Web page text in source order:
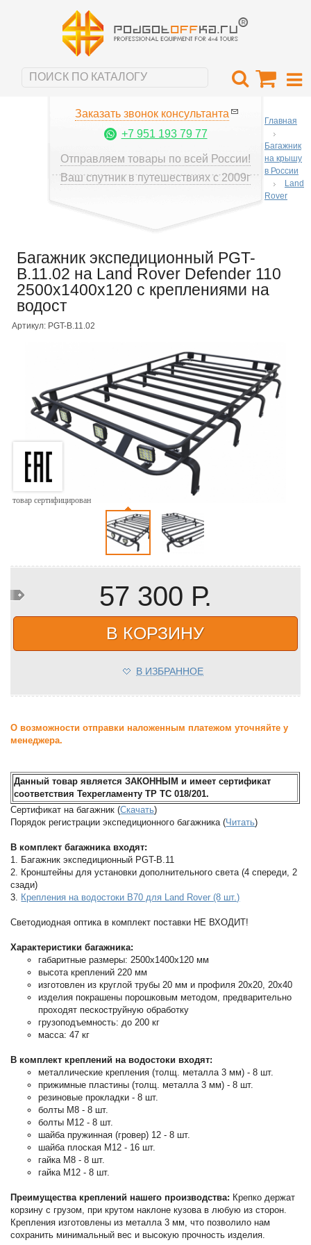
Заказать звонок консультанта
+7 951 193 79 77
Отправляем товары по всей России!
Ваш спутник в путешествиях с 2009г
Главная
Багажник
на крышу
в России
Land
Rover
Багажник экспедиционный PGT-
B.11.02 на Land Rover Defender 110
2500x1400x120 с креплениями на
водост
Артикул: PGT-B.11.02
товар сертифицирован
57 300 Р.
В КОРЗИНУ
В ИЗБРАННОЕ
О возможности отправки наложенным платежом уточняйте у
менеджера.
Данный товар является ЗАКОННЫМ и имеет сертификат
соответствия Техрегламенту ТР ТС 018/201.
Сертификат на багажник (Скачать)
Порядок регистрации экспедиционного багажника (Читать)
В комплект багажника входят:
1. Багажник экспедиционный PGT-B.11
2. Кронштейны для установки дополнительного света (4 спереди, 2
сзади)
3. Крепления на водостоки B70 для Land Rover (8 шт.)
Светодиодная оптика в комплект поставки НЕ ВХОДИТ!
Характеристики багажника:
габаритные размеры: 2500x1400x120 мм
высота креплений 220 мм
изготовлен из круглой трубы 20 мм и профиля 20х20, 20х40
изделия покрашены порошковым методом, предварительно
проходят пескоструйную обработку
грузоподъемность: до 200 кг
масса: 47 кг
В комплект креплений на водостоки входят:
металлические крепления (толщ. металла 3 мм) - 8 шт.
прижимные пластины (толщ. металла 3 мм) - 8 шт.
резиновые прокладки - 8 шт.
болты М8 - 8 шт.
болты М12 - 8 шт.
шайба пружинная (гровер) 12 - 8 шт.
шайба плоская М12 - 16 шт.
гайка М8 - 8 шт.
гайка М12 - 8 шт.
Преимущества креплений нашего производства: Крепко держат
корзину с грузом, при крутом наклоне кузова в любую из сторон.
Крепления изготовлены из металла 3 мм, что позволило нам
сохранить минимальный вес и высокую прочность изделия.